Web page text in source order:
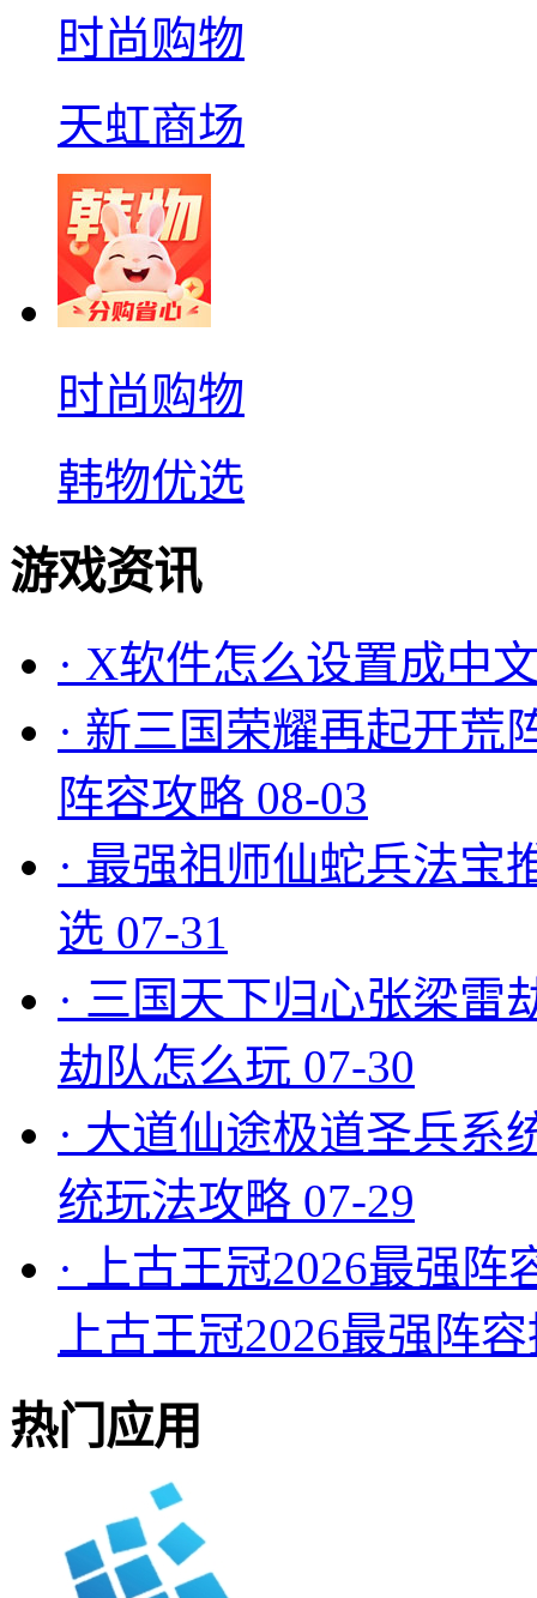
时尚购物
天虹商场
时尚购物
韩物优选
游戏资讯
· X软件怎么设置成中
· 新三国荣耀再起开荒
阵容攻略 08-03
· 最强祖师仙蛇兵法宝
选 07-31
· 三国天下归心张梁雷
劫队怎么玩 07-30
· 大道仙途极道圣兵系
统玩法攻略 07-29
·
上古王冠2026最强
上古王冠2026最强阵
热门应用